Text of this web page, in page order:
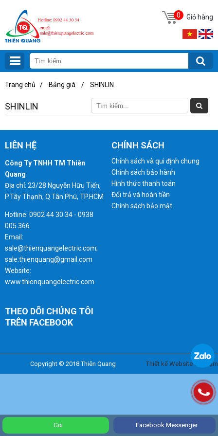
Giỏ hàng
0
Trang chủ / Bảng giá / SHINLIN
SHINLIN
LIÊN HỆ
Công Ty TNHH TM Thiên
Quang
Địa chỉ: 23/28 Nguyễn Hữu Tiến,
P.Tây Thạnh, Q.Tân Phú, TP.HCM
Hotline: 0902 44 30 34 - 0938
005 366
Email:
sale@thienquangelectric.com;
sale.thienquang@gmail.com
Website:
www.thienquangelectric.com
CHÍNH SÁCH
Chính sách và qui định chung
Chính sách bảo hành
Hình thức thanh toán
Đổi trả và hoàn tiền
Chính sách bảo mật
THEO DÕI CHÚNG TÔI
TRÊN FACEBOOK
Copyright © 2018 Thiên Quang Thiết kế Website Trí Phạm
Gọi Facebook Messenger